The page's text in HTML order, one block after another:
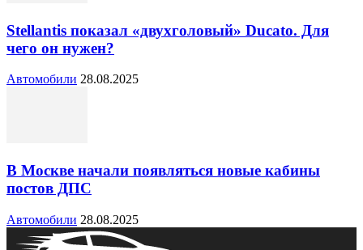
Stellantis показал «двухголовый» Ducato. Для
чего он нужен?
Автомобили 28.08.2025
В Москве начали появляться новые кабины
постов ДПС
Автомобили 28.08.2025